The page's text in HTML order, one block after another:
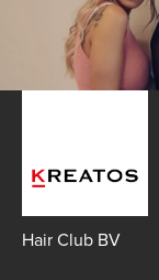
Hair Club BV